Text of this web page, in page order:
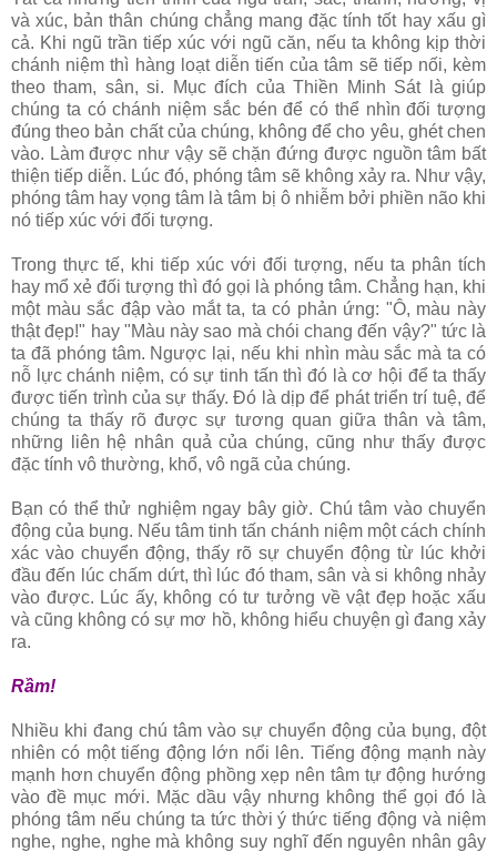
và xúc, bản thân chúng chẳng mang đặc tính tốt hay xấu gì
cả. Khi ngũ trần tiếp xúc với ngũ căn, nếu ta không kịp thời
chánh niệm thì hàng loạt diễn tiến của tâm sẽ tiếp nối, kèm
theo tham, sân, si. Mục đích của Thiền Minh Sát là giúp
chúng ta có chánh niệm sắc bén để có thể nhìn đối tượng
đúng theo bản chất của chúng, không để cho yêu, ghét chen
vào. Làm được như vậy sẽ chặn đứng được nguồn tâm bất
thiện tiếp diễn. Lúc đó, phóng tâm sẽ không xảy ra. Như vậy,
phóng tâm hay vọng tâm là tâm bị ô nhiễm bởi phiền não khi
nó tiếp xúc với đối tượng.
Trong thực tế, khi tiếp xúc với đối tượng, nếu ta phân tích
hay mổ xẻ đối tượng thì đó gọi là phóng tâm. Chẳng hạn, khi
một màu sắc đập vào mắt ta, ta có phản ứng: "Ô, màu này
thật đẹp!" hay "Màu này sao mà chói chang đến vậy?" tức là
ta đã phóng tâm. Ngược lại, nếu khi nhìn màu sắc mà ta có
nỗ lực chánh niệm, có sự tinh tấn thì đó là cơ hội để ta thấy
được tiến trình của sự thấy. Ðó là dịp để phát triển trí tuệ, để
chúng ta thấy rõ được sự tương quan giữa thân và tâm,
những liên hệ nhân quả của chúng, cũng như thấy được
đặc tính vô thường, khổ, vô ngã của chúng.
Bạn có thể thử nghiệm ngay bây giờ. Chú tâm vào chuyển
động của bụng. Nếu tâm tinh tấn chánh niệm một cách chính
xác vào chuyển động, thấy rõ sự chuyển động từ lúc khởi
đầu đến lúc chấm dứt, thì lúc đó tham, sân và si không nhảy
vào được. Lúc ấy, không có tư tưởng về vật đẹp hoặc xấu
và cũng không có sự mơ hồ, không hiểu chuyện gì đang xảy
ra.
Rầm!
Nhiều khi đang chú tâm vào sự chuyển động của bụng, đột
nhiên có một tiếng động lớn nổi lên. Tiếng động mạnh này
mạnh hơn chuyển động phồng xẹp nên tâm tự động hướng
vào đề mục mới. Mặc dầu vậy nhưng không thể gọi đó là
phóng tâm nếu chúng ta tức thời ý thức tiếng động và niệm
nghe, nghe, nghe mà không suy nghĩ đến nguyên nhân gây